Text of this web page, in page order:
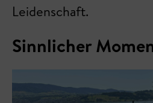
Leidenschaft.
Sinnlicher